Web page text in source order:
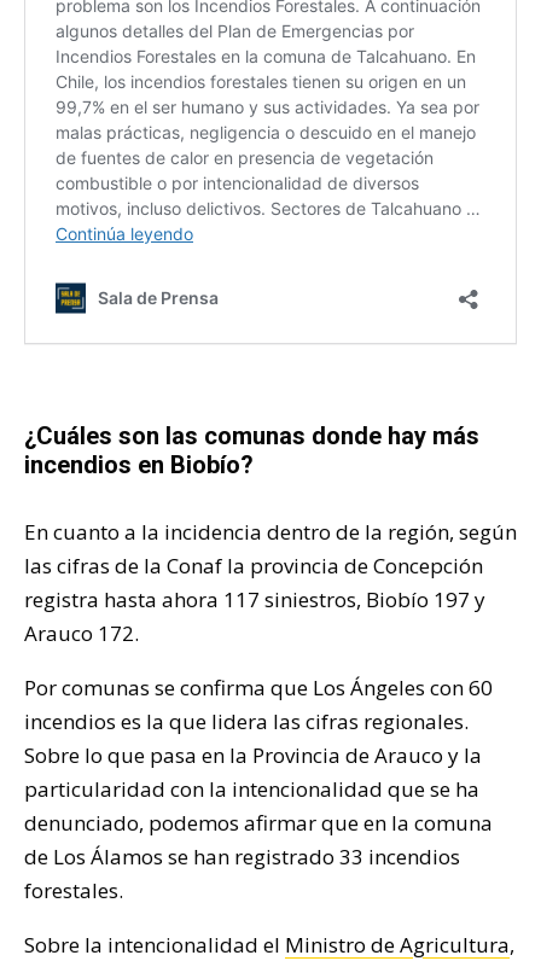
¿Cuáles son las comunas donde hay más
incendios en Biobío?
En cuanto a la incidencia dentro de la región, según
las cifras de la Conaf la provincia de Concepción
registra hasta ahora 117 siniestros, Biobío 197 y
Arauco 172.
Por comunas se confirma que Los Ángeles con 60
incendios es la que lidera las cifras regionales.
Sobre lo que pasa en la Provincia de Arauco y la
particularidad con la intencionalidad que se ha
denunciado, podemos afirmar que en la comuna
de Los Álamos se han registrado 33 incendios
forestales.
Sobre la intencionalidad el Ministro de Agricultura,